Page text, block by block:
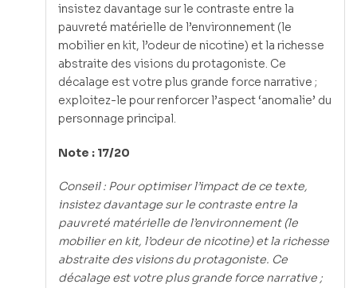
insistez davantage sur le contraste entre la
pauvreté matérielle de l’environnement (le
mobilier en kit, l’odeur de nicotine) et la richesse
abstraite des visions du protagoniste. Ce
décalage est votre plus grande force narrative ;
exploitez-le pour renforcer l’aspect ‘anomalie’ du
personnage principal.
Note : 17/20
Conseil : Pour optimiser l’impact de ce texte,
insistez davantage sur le contraste entre la
pauvreté matérielle de l’environnement (le
mobilier en kit, l’odeur de nicotine) et la richesse
abstraite des visions du protagoniste. Ce
décalage est votre plus grande force narrative ;